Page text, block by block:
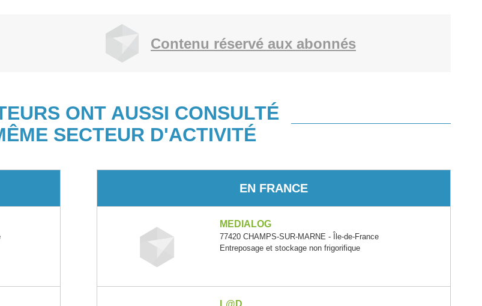
Contenu réservé aux abonnés
ONT AUSSI CONSULTÉ
SECTEUR D'ACTIVITÉ
EN FRANCE
MEDIALOG
77420 CHAMPS-SUR-MARNE - Île-de-France
Entreposage et stockage non frigorifique
L@D